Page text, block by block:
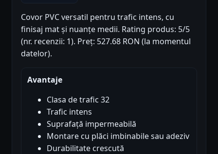
Covor PVC versatil pentru trafic intens, cu
finisaj mat și nuanțe medii. Rating produs: 5/5
(nr. recenzii: 1). Preț: 527.68 RON (la momentul
datelor).
Avantaje
Clasa de trafic 32
Trafic intens
Suprafață impermeabilă
Montare cu plăci imbinabile sau adeziv
Durabilitate crescută